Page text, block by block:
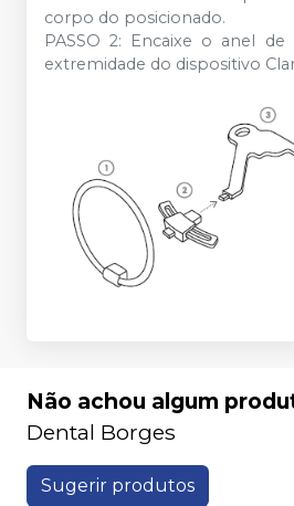
corpo do posicionado.
PASSO 2: Encaixe o anel
extremidade do dispositivo
Não achou algum
Dental Borges
Sugerir produtos